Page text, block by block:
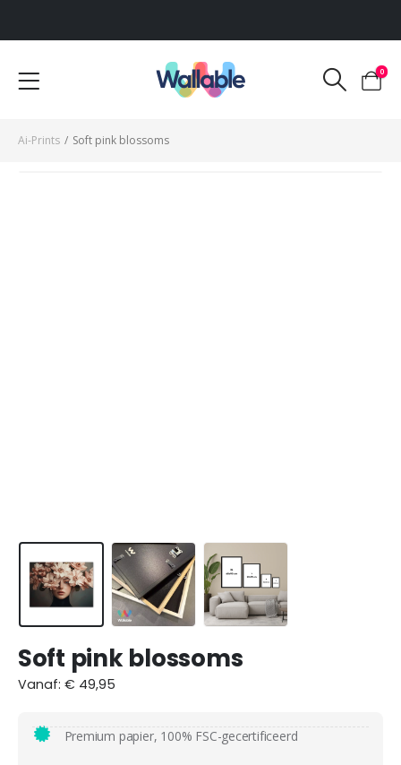
100% tevredenheidsgarantie
0
Ai-Prints / Soft pink blossoms
Soft pink blossoms
Vanaf: € 49,95
Premium papier, 100% FSC-gecertificeerd